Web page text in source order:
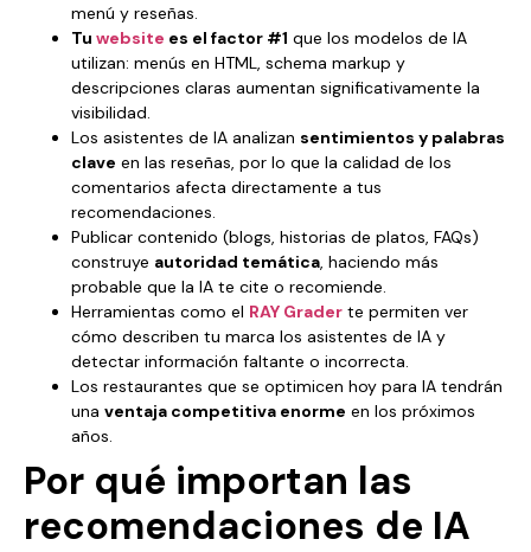
menú y reseñas.
Tu website es el factor #1 que los modelos de IA
utilizan: menús en HTML, schema markup y
descripciones claras aumentan significativamente la
visibilidad.
Los asistentes de IA analizan sentimientos y palabras
clave en las reseñas, por lo que la calidad de los
comentarios afecta directamente a tus
recomendaciones.
Publicar contenido (blogs, historias de platos, FAQs)
construye autoridad temática, haciendo más
probable que la IA te cite o recomiende.
Herramientas como el RAY Grader te permiten ver
cómo describen tu marca los asistentes de IA y
detectar información faltante o incorrecta.
Los restaurantes que se optimicen hoy para IA tendrán
una ventaja competitiva enorme en los próximos
años.
Por qué importan las
recomendaciones de IA